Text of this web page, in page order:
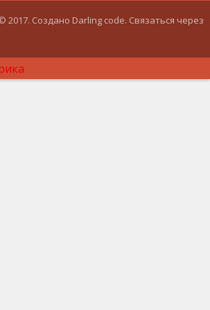
Создано Darling code. Связаться через